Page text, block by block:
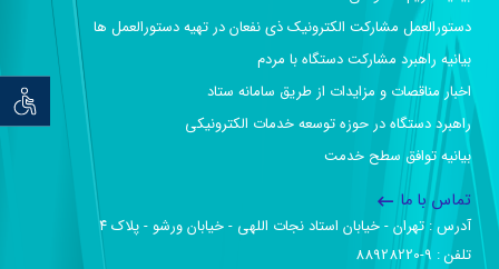
توان
دستورالعمل مشارکت الکترونیک ذی نفعان در تهیه دستورالعمل ها
بیانیه راهبرد مشارکت دستگاه با مردم
اخبار مناقصات و مزایدات از طریق سامانه ستاد
راهبرد دستگاه در حوزه توسعه خدمات الکترونیکی
بیانیه توافق سطح خدمت
تماس با ما
آدرس :‌ تهران - خیابان استاد نجات اللهی - خیابان ورشو - پلاک ۴
تلفن :‌ 9-88928220